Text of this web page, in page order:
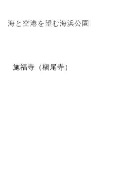
海と空港を望む海浜公園
施福寺（槇尾寺）